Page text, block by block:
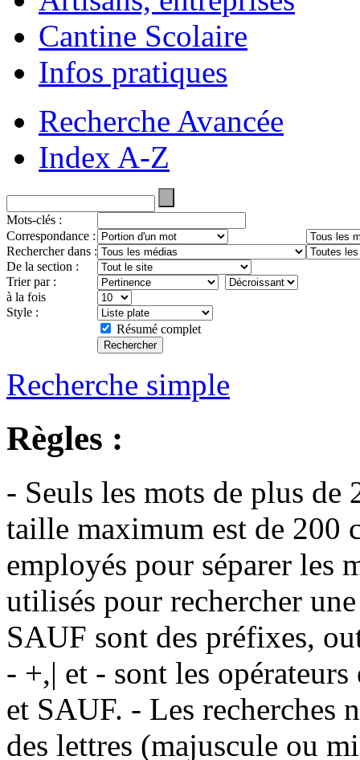
Cantine Scolaire
Infos pratiques
Recherche Avancée
Index A-Z
Mots-clés :
Correspondance :
Rechercher dans :
De la section :
Trier par :
à la fois
Style :
Résumé complet
Recherche simple
Règles :
- Seuls les mots de plus de
taille maximum est de 200
employés pour séparer les
utilisés pour rechercher
SAUF sont des préfixes,
- +,| et - sont les
et SAUF. - Les recherches
des lettres (majuscule ou